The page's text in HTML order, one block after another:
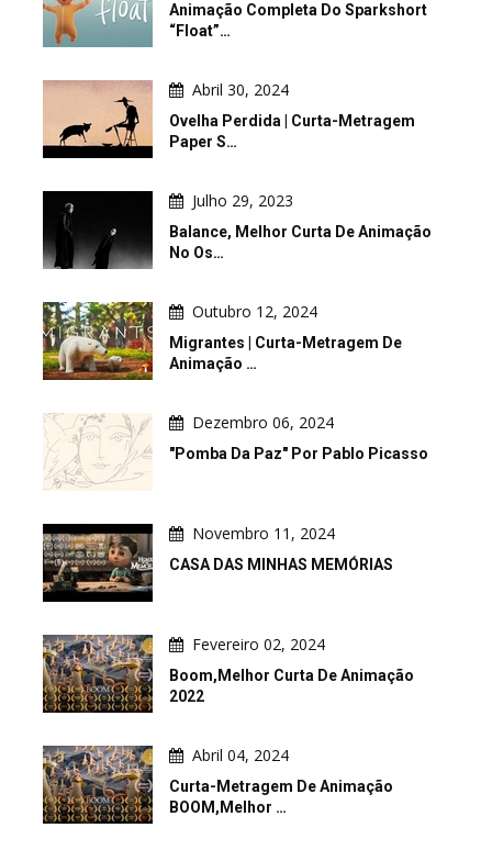
Animação Completa Do Sparkshort
“Float”…
Abril 30, 2024
Ovelha Perdida | Curta-Metragem
Paper S…
Julho 29, 2023
Balance, Melhor Curta De Animação
No Os…
Outubro 12, 2024
Migrantes | Curta-Metragem De
Animação …
Dezembro 06, 2024
"Pomba Da Paz" Por Pablo Picasso
Novembro 11, 2024
CASA DAS MINHAS MEMÓRIAS
Fevereiro 02, 2024
Boom,Melhor Curta De Animação
2022
Abril 04, 2024
Curta-Metragem De Animação
BOOM,Melhor …